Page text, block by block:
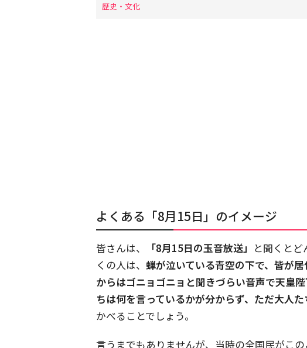
歴史・文化
よくある「8月15日」のイメージ
皆さんは、 「8月15日の玉音放送」 と聞くと
くの人は、 蝉が泣いている青空の下で、皆が
からはゴニョゴニョと聞きづらい音声で天皇
ちは何を言っているかが分からず、ただ大人
かべることでしょう。
言うまでもありませんが、当時の全国民がこ